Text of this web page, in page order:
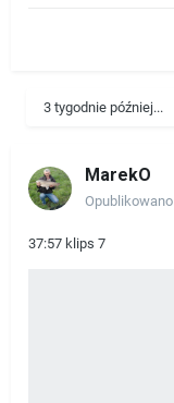
3 tygodnie później...
MarekO
Opublikowano
37:57 klips 7